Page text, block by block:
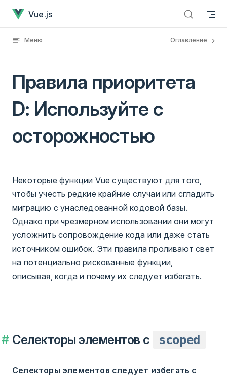
Перейти к содержанию
Vue.js
Меню Оглавление
Правила приоритета
D: Используйте с
осторожностью
Некоторые функции Vue существуют для того,
чтобы учесть редкие крайние случаи или сгладить
миграцию с унаследованной кодовой базы.
Однако при чрезмерном использовании они могут
усложнить сопровождение кода или даже стать
источником ошибок. Эти правила проливают свет
на потенциально рискованные функции,
описывая, когда и почему их следует избегать.
Селекторы элементов с scoped
Селекторы элементов следует избегать с